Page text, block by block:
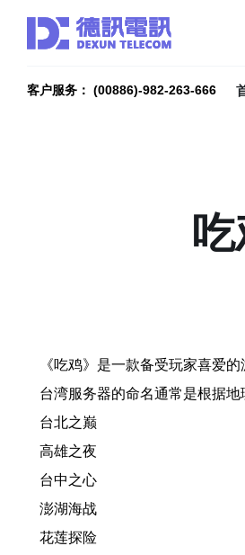
客户服务： (00886)-982-263-666
《吃鸡》是一款备受玩家喜爱
台湾服务器的命名通常是根据
台北之巅
高雄之夜
台中之心
澎湖海战
花莲探险